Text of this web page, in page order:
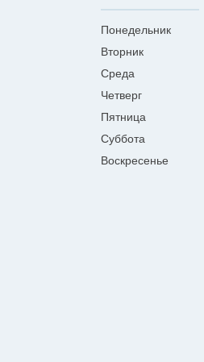
Понедельник
Вторник
Среда
Четверг
Пятница
Суббота
Воскресенье